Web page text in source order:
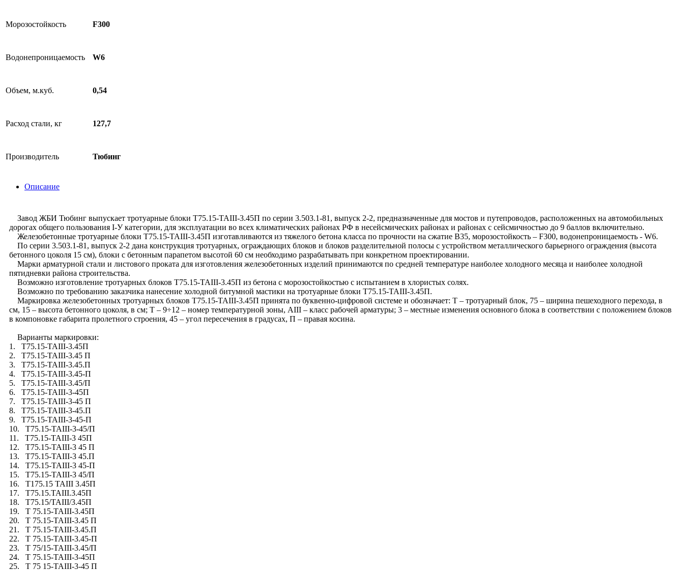
Морозостойкость F300
Водонепроницаемость W6
Объем, м.куб. 0,54
Расход стали, кг 127,7
Производитель Тюбинг
Описание
Завод ЖБИ Тюбинг выпускает тротуарные блоки Т75.15-TAIII-3.45П по серии 3.503.1-81, выпуск 2-2, предназначенные для мостов и путепроводов, расположенных на автомобильных
дорогах общего пользования I-У категории, для эксплуатации во всех климатических районах РФ в несейсмических районах и районах с сейсмичностью до 9 баллов включительно.
Железобетонные тротуарные блоки Т75.15-TAIII-3.45П изготавливаются из тяжелого бетона класса по прочности на сжатие B35, морозостойкость – F300, водонепроницаемость - W6.
По серии 3.503.1-81, выпуск 2-2 дана конструкция тротуарных, ограждающих блоков и блоков разделительной полосы с устройством металлического барьерного ограждения (высота
бетонного цоколя 15 см), блоки с бетонным парапетом высотой 60 см необходимо разрабатывать при конкретном проектировании.
Марки арматурной стали и листового проката для изготовления железобетонных изделий принимаются по средней температуре наиболее холодного месяца и наиболее холодной
пятидневки района строительства.
Возможно изготовление тротуарных блоков Т75.15-TAIII-3.45П из бетона с морозостойкостью с испытанием в хлористых солях.
Возможно по требованию заказчика нанесение холодной битумной мастики на тротуарные блоки Т75.15-TAIII-3.45П.
Маркировка железобетонных тротуарных блоков Т75.15-TAIII-3.45П принята по буквенно-цифровой системе и обозначает: Т – тротуарный блок, 75 – ширина пешеходного перехода, в
см, 15 – высота бетонного цоколя, в см; Т – 9÷12 – номер температурной зоны, AIII – класс рабочей арматуры; 3 – местные изменения основного блока в соответствии с положением блоков
в компоновке габарита пролетного строения, 45 – угол пересечения в градусах, П – правая косина.
Варианты маркировки:
1. Т75.15-TAIII-3.45П
2. Т75.15-TAIII-3.45 П
3. Т75.15-TAIII-3.45.П
4. Т75.15-TAIII-3.45-П
5. Т75.15-TAIII-3.45/П
6. Т75.15-TAIII-3-45П
7. Т75.15-TAIII-3-45 П
8. Т75.15-TAIII-3-45.П
9. Т75.15-TAIII-3-45-П
10. Т75.15-TAIII-3-45/П
11. Т75.15-TAIII-3 45П
12. Т75.15-TAIII-3 45 П
13. Т75.15-TAIII-3 45.П
14. Т75.15-TAIII-3 45-П
15. Т75.15-TAIII-3 45/П
16. Т175.15 TAIII 3.45П
17. Т75.15.TAIII.3.45П
18. Т75.15/TAIII/3.45П
19. Т 75.15-TAIII-3.45П
20. Т 75.15-TAIII-3.45 П
21. Т 75.15-TAIII-3.45.П
22. Т 75.15-TAIII-3.45-П
23. Т 75/15-TAIII-3.45/П
24. Т 75.15-TAIII-3-45П
25. Т 75 15-TAIII-3-45 П